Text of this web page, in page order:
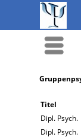
Menü
Titel
Dipl. Psych.
Dipl. Psych.